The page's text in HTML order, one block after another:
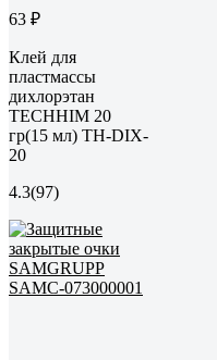
63 ₽
Клей для
пластмассы
дихлорэтан
TECHHIM 20
гр(15 мл) TH-DIX-
20
4.3(97)